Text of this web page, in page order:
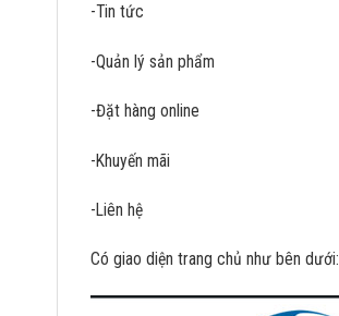
-Tin tức
-Quản lý sản phẩm
-Đặt hàng online
-Khuyến mãi
-Liên hệ
Có giao diện trang chủ như bên dưới: